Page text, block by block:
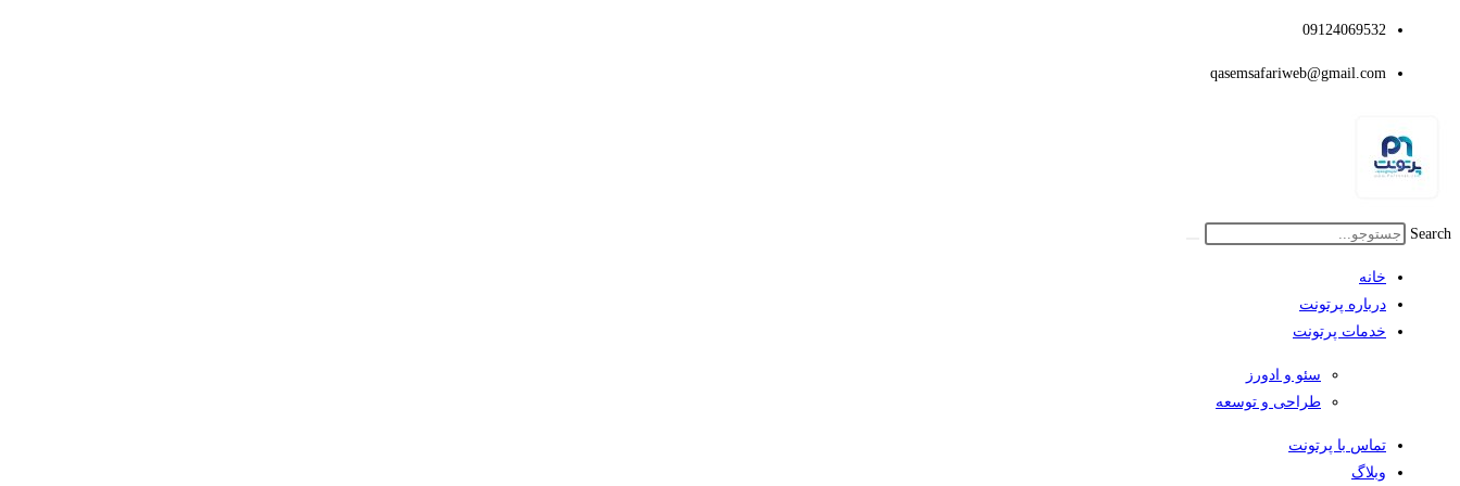
09124069532
qasemsafariweb@gmail.com
Search
خانه
درباره پرتونت
خدمات پرتونت
سئو و ادورز
طراحی و توسعه
تماس با پرتونت
وبلاگ